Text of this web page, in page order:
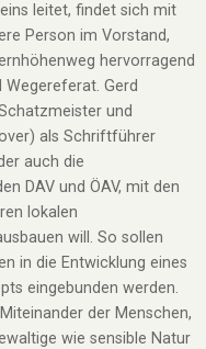
leitet, findet sich mit
Person im Vorstand,
hervorragend
Gerd
und
als Schriftführer
auch die
DAV und ÖAV, mit den
lokalen
will. So sollen
in die Entwicklung eines
eingebunden werden.
der Menschen,
wie sensible Natur